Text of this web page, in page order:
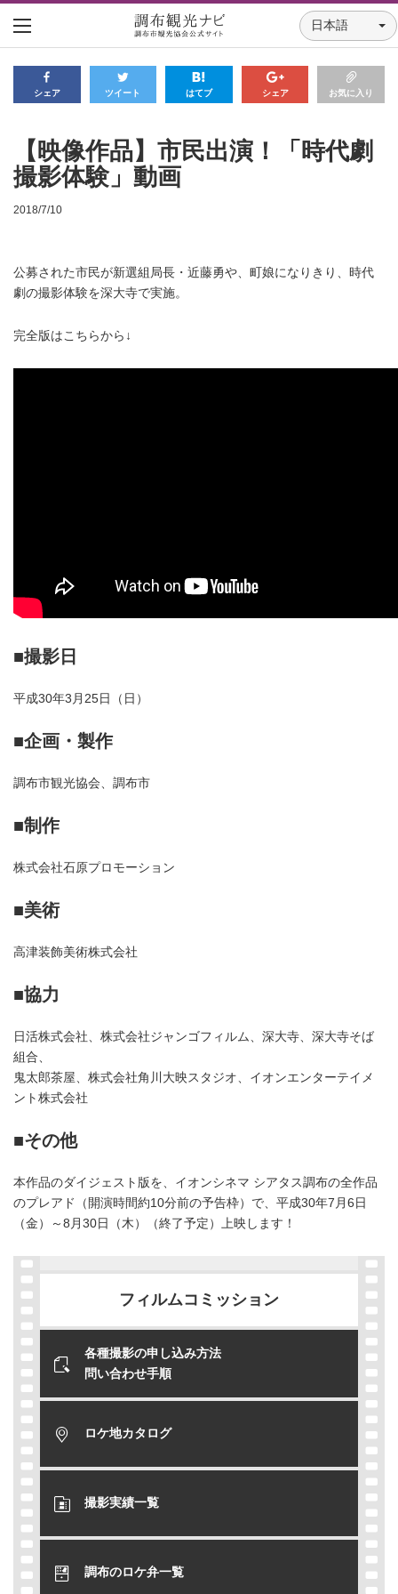
日本語
シェア ツイート はてブ シェア お気に入り
【映像作品】市民出演！「時代劇
撮影体験」動画
2018/7/10
公募された市民が新選組局長・近藤勇や、町娘になりきり、時代
劇の撮影体験を深大寺で実施。
完全版はこちらから↓
■撮影日
平成30年3月25日（日）
■企画・製作
調布市観光協会、調布市
■制作
株式会社石原プロモーション
■美術
高津装飾美術株式会社
■協力
日活株式会社、株式会社ジャンゴフィルム、深大寺、深大寺そば
組合、
鬼太郎茶屋、株式会社角川大映スタジオ、イオンエンターテイメ
ント株式会社
■その他
本作品のダイジェスト版を、イオンシネマ シアタス調布の全作品
のプレアド（開演時間約10分前の予告枠）で、平成30年7月6日
（金）～8月30日（木）（終了予定）上映します！
フィルムコミッション
各種撮影の申し込み方法
問い合わせ手順
ロケ地カタログ
撮影実績一覧
調布のロケ弁一覧